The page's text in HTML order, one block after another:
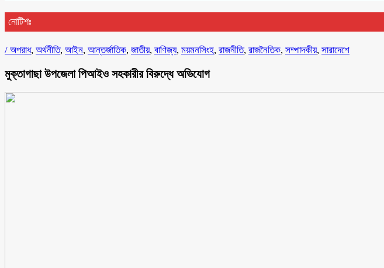
নোটিশঃ
/ অপরাধ, অর্থনীতি, আইন, আন্তর্জাতিক, জাতীয়, বাণিজ্য, ময়মনসিংহ, রাজনীতি, রাজনৈতিক, সম্পাদকীয়, সারাদেশে
মুক্তাগাছা উপজেলা পিআইও সহকারীর বিরুদ্ধে অভিযোগ